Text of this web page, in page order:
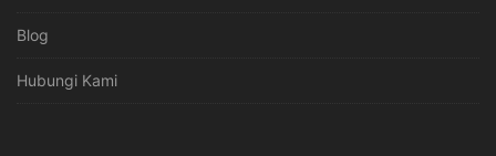
Blog
Hubungi Kami